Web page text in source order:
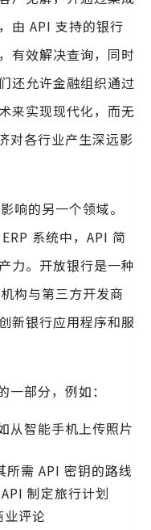
由 API 支持的银行
有效解决查询，同时
还允许金融组织通过
来实现现代化，而无
对各行业产生深远影
响的另一个领域。
系统中，API 简
力。开放银行是一种
构与第三方开发商
新银行应用程序和服
部分，例如：
从智能手机上传照片
所需 API 密钥的路线
制定旅行计划
评论